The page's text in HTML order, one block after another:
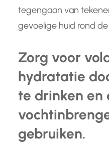
tegengaan van
gevoelige huid rond
Zorg voor
hydratatie
te drinken en
gebruiken.